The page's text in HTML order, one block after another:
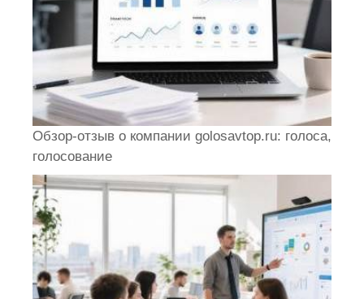
Обзор-отзыв о компании golosavtop.ru: голоса,
голосование